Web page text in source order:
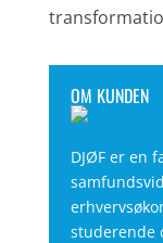
OM KUNDEN
DJØF er en
studerende